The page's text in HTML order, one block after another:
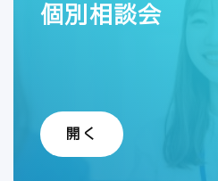
個別相談会
開く